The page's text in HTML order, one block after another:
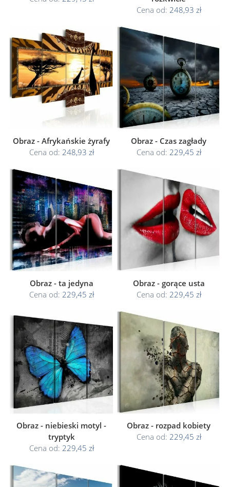
Cena od: 248,93 zł
Obraz - Afrykańskie żyrafy
Cena od: 248,93 zł
Obraz - Czas zagłady
Cena od: 229,45 zł
Obraz - ta jedyna
Cena od: 229,45 zł
Obraz - gorące usta
Cena od: 229,45 zł
Obraz - niebieski motyl -
tryptyk
Cena od: 229,45 zł
Obraz - rozpad kobiety
Cena od: 229,45 zł